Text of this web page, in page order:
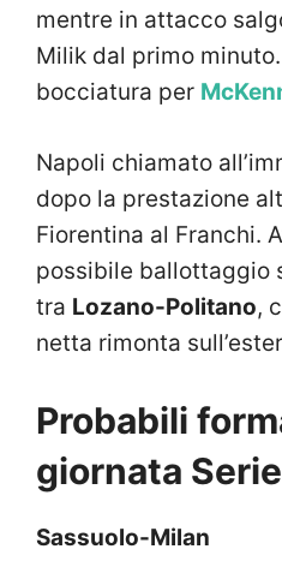
mentre in attacco
Milik dal primo
bocciatura per
Napoli chiamato
dopo la prestazione
Fiorentina al Franchi.
possibile ballottaggio
tra Lozano-Politano,
netta rimonta
Probabili
giornata
Sassuolo-Milan